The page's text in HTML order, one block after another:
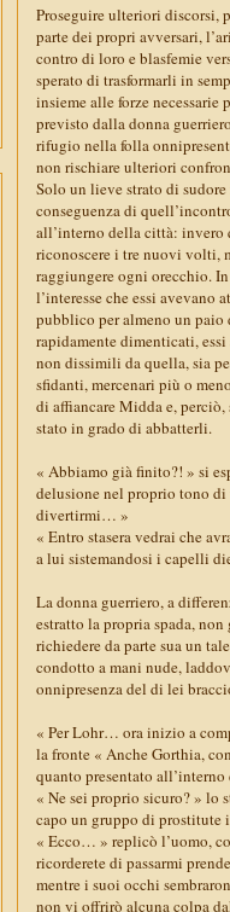
Proseguire ulteriori discorsi,
parte dei propri avversari,
contro di loro e blasfemie
sperato di trasformarli in
insieme alle forze
previsto dalla donna
rifugio nella folla
non rischiare ulteriori
Solo un lieve strato di
conseguenza di
all’interno della città: invero
riconoscere i tre nuovi volti,
raggiungere ogni orecchio.
l’interesse che essi avevano
pubblico per almeno un
rapidamente dimenticati,
non dissimili da quella, sia
sfidanti, mercenari più o
di affiancare Midda e,
stato in grado di abbatterli.
« Abbiamo già finito?! » si
delusione nel proprio tono
divertirmi… »
« Entro stasera vedrai che
a lui sistemandosi i capelli
La donna guerriero, a
estratto la propria spada,
richiedere da parte sua un
condotto a mani nude,
onnipresenza del di lei
« Per Lohr… ora inizio a
la fronte « Anche Gorthia,
quanto presentato
« Ne sei proprio sicuro? » lo
capo un gruppo di prostitute
« Ecco… » replicò l’uomo,
ricorderete di passarmi
mentre i suoi occhi
non vi offrirò alcuna colpa